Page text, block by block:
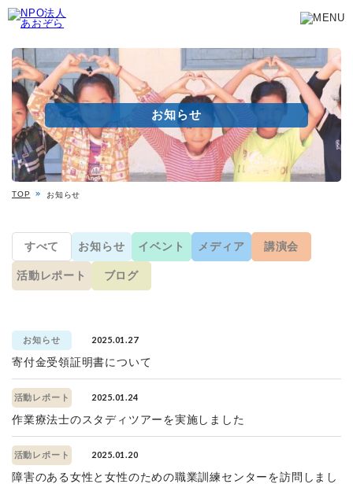
お知らせ
TOP お知らせ
すべて お知らせ イベント メディア 講演会
活動レポート ブログ
お知らせ 2025.01.27
寄付金受領証明書について
活動レポート 2025.01.24
作業療法士のスタディツアーを実施しました
活動レポート 2025.01.20
障害のある女性と女性のための職業訓練センターを訪問しまし